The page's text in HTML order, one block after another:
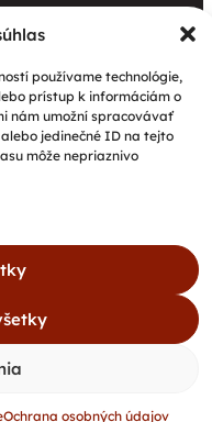
používame technológie,
prístup k informáciám o
nám umožní spracovávať
jedinečné ID na tejto
môže nepriaznivo
Ochrana osobných údajov
katolíckej
charity prinieslo
propagáciu
radosť,